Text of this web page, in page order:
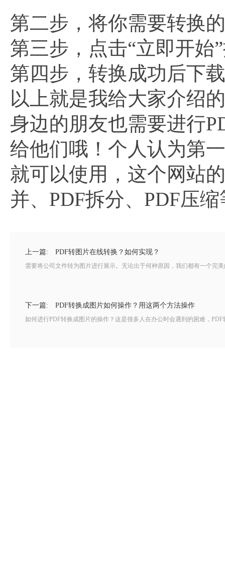
第二步，将你需要转换
第三步，点击“立即开始
第四步，转换成功后下
以上就是我给大家介绍的
身边的朋友也需要进行
给他们哦！个人认为第
就可以使用，这个网站
并、PDF拆分、PDF压
上一篇: PDF转图片在线转换？如何实现？
需要将公司文件转为图片进行展示。无论出于何种原因，我们都有一个完
下一篇: PDF转换成图片如何操作？用这两个方法操作
如何进行PDF转换成图片的操作？这是很多人在办公时会遇到的困难，